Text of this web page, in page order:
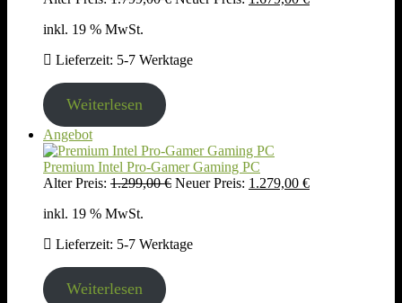
inkl. 19 % MwSt.
Lieferzeit: 5-7 Werktage
Weiterlesen
AngebotProdukt
im
Angebot
Premium Intel Pro-Gamer Gaming PC
Alter Preis: 1.299,00€ Ursprünglicher
Neuer Preis: 1.279,00 €Aktueller
inkl. 19 % MwSt.
Lieferzeit: 5-7 Werktage
Weiterlesen